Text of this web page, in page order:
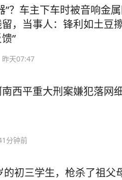
”？车主下车时被音响金
，当事人：锋利如土豆
”
昨天07:47
西平重大刑案嫌犯落网
分钟前
的初三学生，枪杀了祖父